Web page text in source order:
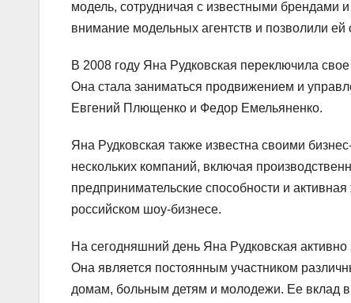
модель, сотрудничая с известными брендами
внимание модельных агентств и позволили
В 2008 году Яна Рудковская переключила
Она стала заниматься продвижением и
Евгений Плющенко и Федор Емельяненко.
Яна Рудковская также известна своими
нескольких компаний, включая
предпринимательские способности и
российском шоу-бизнесе.
На сегодняшний день Яна Рудковская
Она является постоянным участником
домам, больным детям и молодежи. Ее вклад